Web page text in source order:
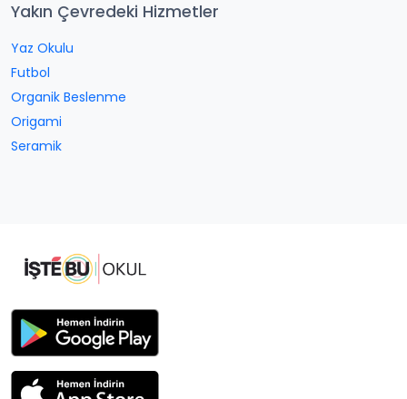
Yakın Çevredeki Hizmetler
Yaz Okulu
Futbol
Organik Beslenme
Origami
Seramik